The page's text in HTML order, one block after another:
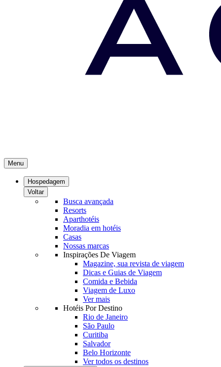
Menu
Hospedagem
Voltar
Busca avançada
Resorts
Aparthotéis
Moradia em hotéis
Casas
Nossas marcas
Inspirações De Viagem
Magazine, sua revista de viagem
Dicas e Guias de Viagem
Comida e Bebida
Viagem de Luxo
Ver mais
Hotéis Por Destino
Rio de Janeiro
São Paulo
Curitiba
Salvador
Belo Horizonte
Ver todos os destinos